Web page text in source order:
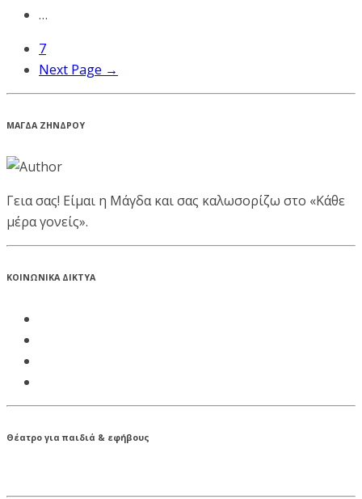
…
7
Next Page →
ΜΑΓΔΑ ΖΗΝΔΡΟΥ
Γεια σας! Είμαι η Μάγδα και σας καλωσορίζω στο «Κάθε
μέρα γονείς».
ΚΟΙΝΩΝΙΚΑ ΔΙΚΤΥΑ
Θέατρο για παιδιά & εφήβους